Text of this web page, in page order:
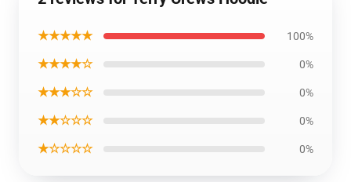
★★★★★ 100%
★★★★☆ 0%
★★★☆☆ 0%
★★☆☆☆ 0%
★☆☆☆☆ 0%